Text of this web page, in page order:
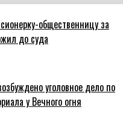
общественницу за
до суда
уголовное дело по
у Вечного огня